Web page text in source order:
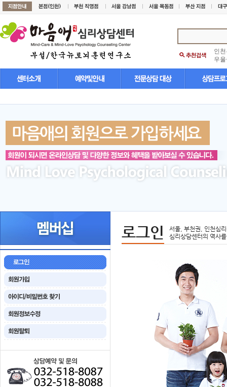
인
우
로그인
서울, 부천권, 인천심
심리상담센터의 역사